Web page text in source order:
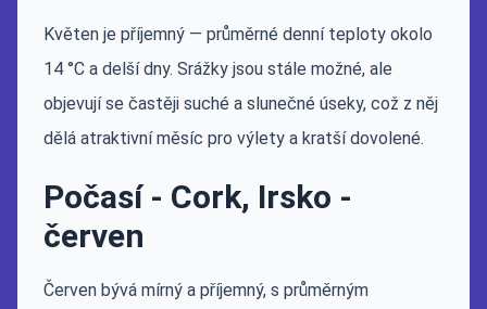
Květen je příjemný — průměrné denní teploty okolo
14 °C a delší dny. Srážky jsou stále možné, ale
objevují se častěji suché a slunečné úseky, což z něj
dělá atraktivní měsíc pro výlety a kratší dovolené.
Počasí - Cork, Irsko -
červen
Červen bývá mírný a příjemný, s průměrným